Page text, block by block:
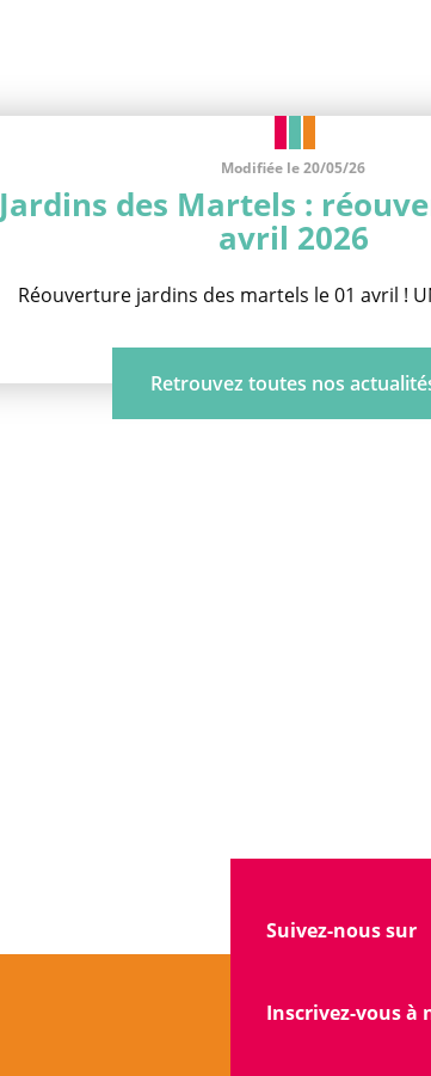
Jardins des Martels :
avril 2026
Réouverture jardins des martels le 01 avril !
Modifiée le 20/05/26
Retrouvez toutes nos
Suivez-nous sur
Inscrivez-vous